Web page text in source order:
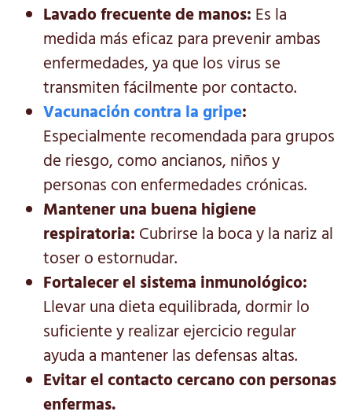
Lavado frecuente de manos: Es la
medida más eficaz para prevenir ambas
enfermedades, ya que los virus se
transmiten fácilmente por contacto.
Vacunación contra la gripe:
Especialmente recomendada para grupos
de riesgo, como ancianos, niños y
personas con enfermedades crónicas.
Mantener una buena higiene
respiratoria: Cubrirse la boca y la nariz al
toser o estornudar.
Fortalecer el sistema inmunológico:
Llevar una dieta equilibrada, dormir lo
suficiente y realizar ejercicio regular
ayuda a mantener las defensas altas.
Evitar el contacto cercano con personas
enfermas.